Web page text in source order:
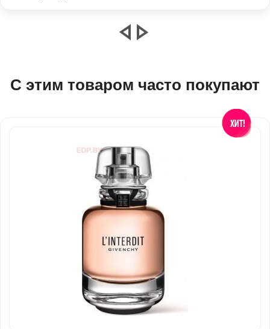
С этим товаром часто покупают